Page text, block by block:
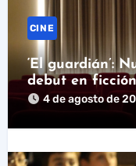
CINE
‘El guardián’:
debut en
llegar
4 de agosto de